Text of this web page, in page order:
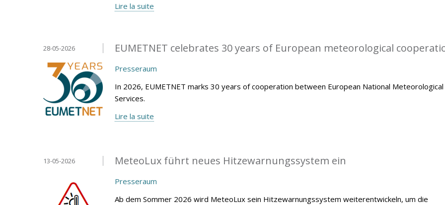
Lire la suite
EUMETNET celebrates 30 years of European meteorological
28-05-2026
Presseraum
In 2026, EUMETNET marks 30 years of cooperation between European National Meteorological
Services.
Lire la suite
MeteoLux führt neues Hitzewarnungssystem ein
13-05-2026
Presseraum
Ab dem Sommer 2026 wird MeteoLux sein Hitzewarnungssystem weiterentwickeln, um die